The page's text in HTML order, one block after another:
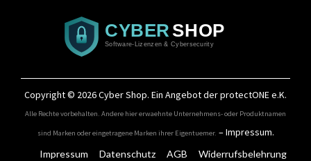
Copyright © 2026Cyber Shop. Ein Angebot der protectONE e.K.
Alle Rechte vorbehalten. Andere hier erwaehnte Unternehmens- oder Produktnamen
sind Marken oder eingetragene Marken ihrer Eigentuemer. –Impressum.
Impressum Datenschutz AGB Widerrufsbelehrung